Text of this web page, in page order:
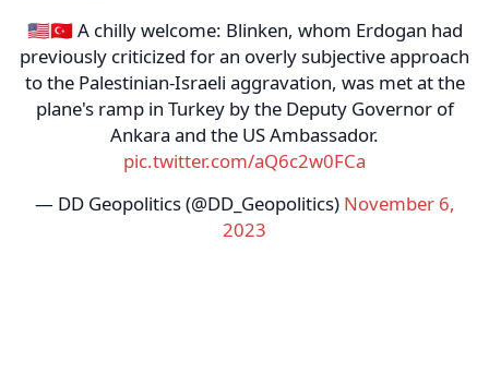
🇺🇸🇹🇷 A chilly welcome: Blinken, whom Erdogan had
previously criticized for an overly subjective approach
to the Palestinian-Israeli aggravation, was met at the
plane's ramp in Turkey by the Deputy Governor of
Ankara and the US Ambassador.
pic.twitter.com/aQ6c2w0FCa
— DD Geopolitics (@DD_Geopolitics) November 6,
2023